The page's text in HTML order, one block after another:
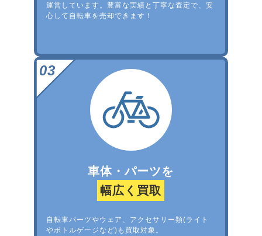
運営しています。豊富な実績と丁寧な査定で、安
心して自転車を売却できます！
車体・パーツを
幅広く買取
自転車パーツやウェア、アクセサリー類(ライト
やボトルゲージなど)も買取対象。